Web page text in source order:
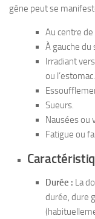
gêne peut se
Au centre
À gauche du
Irradiant
ou l’estomac.
Sueurs.
Nausées ou
Fatigue ou
Durée : La
durée, dure